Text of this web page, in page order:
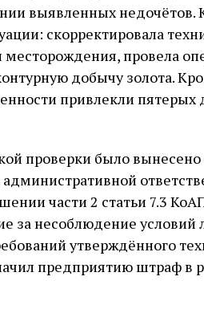
выявленных
скорректировала
провела
добычу золота.
привлекли
проверки было вынесено
части 2 статьи 7.3
за несоблюдение условий
утверждённого
предприятию штраф в